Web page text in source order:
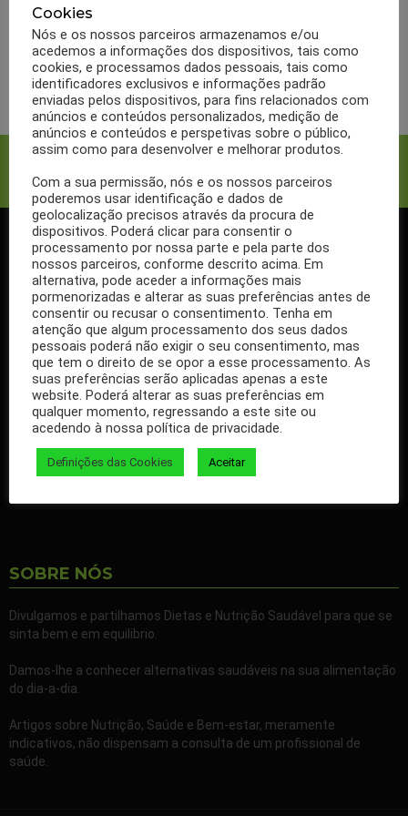
Infantil
LER MAIS
SIGA-NOS NO FACEBOOK
Se ainda não segue a nossa página de Facebook, não espere mais!
Basta clicar no botão Seguir em cima.
Ao seguir a nossa página passa a receber gratuitamente os
nossos artigos no seu Facebook.
Partilhe também a nossa página com todos os seus familiares e
amigos.
SOBRE NÓS
Divulgamos e partilhamos Dietas e Nutrição Saudável para que se
sinta bem e em equilibrio.
Damos-lhe a conhecer alternativas saudáveis na sua alimentação
do dia-a-dia.
Artigos sobre Nutrição, Saúde e Bem-estar, meramente
indicativos, não dispensam a consulta de um profissional de
saúde.
Cookies
Nós e os nossos parceiros armazenamos e/ou
acedemos a informações dos dispositivos, tais como
cookies, e processamos dados pessoais, tais como
identificadores exclusivos e informações padrão
enviadas pelos dispositivos, para fins relacionados com
anúncios e conteúdos personalizados, medição de
anúncios e conteúdos e perspetivas sobre o público,
assim como para desenvolver e melhorar produtos.
Com a sua permissão, nós e os nossos parceiros
poderemos usar identificação e dados de
geolocalização precisos através da procura de
dispositivos. Poderá clicar para consentir o
processamento por nossa parte e pela parte dos
nossos parceiros, conforme descrito acima. Em
alternativa, pode aceder a informações mais
pormenorizadas e alterar as suas preferências antes de
consentir ou recusar o consentimento. Tenha em
atenção que algum processamento dos seus dados
pessoais poderá não exigir o seu consentimento, mas
que tem o direito de se opor a esse processamento. As
suas preferências serão aplicadas apenas a este
website. Poderá alterar as suas preferências em
qualquer momento, regressando a este site ou
acedendo à nossa política de privacidade.
Definições das Cookies Aceitar